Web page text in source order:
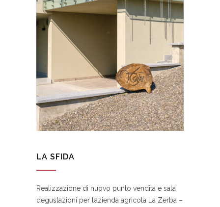
LA SFIDA
Realizzazione di nuovo punto vendita e sala
degustazioni per l’azienda agricola La Zerba –